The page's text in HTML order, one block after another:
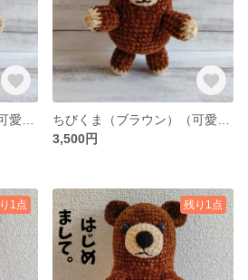
3,500円
1点 残り1点